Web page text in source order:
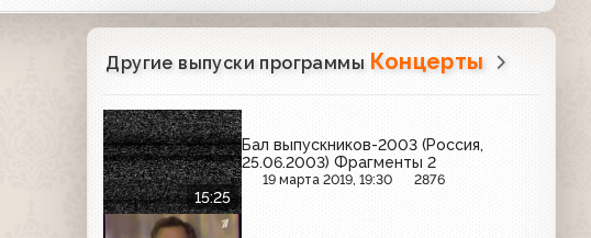
Другие выпуски программы Концерты
15:25
Бал выпускников-2003 (Россия,
25.06.2003) Фрагменты 2
19 марта 2019, 19:30 2876